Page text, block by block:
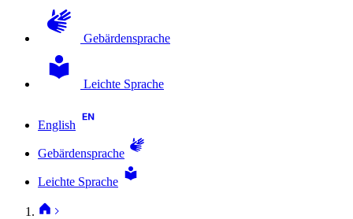
Gebärdensprache
Leichte Sprache
English
Gebärdensprache
Leichte Sprache